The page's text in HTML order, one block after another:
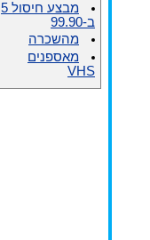
מבצע חיסול 5
ב-99.90
מהשכרה
מאספנים
VHS